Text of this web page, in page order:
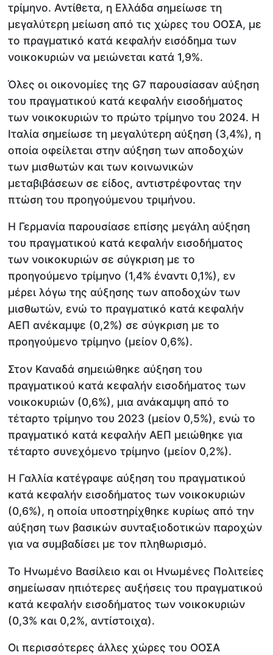
τρίμηνο. Αντίθετα, η Ελλάδα σημείωσε τη
μεγαλύτερη μείωση από τις χώρες του ΟΟΣΑ, με
το πραγματικό κατά κεφαλήν εισόδημα των
νοικοκυριών να μειώνεται κατά 1,9%.
Όλες οι οικονομίες της G7 παρουσίασαν αύξηση
του πραγματικού κατά κεφαλήν εισοδήματος
των νοικοκυριών το πρώτο τρίμηνο του 2024. Η
Ιταλία σημείωσε τη μεγαλύτερη αύξηση (3,4%), η
οποία οφείλεται στην αύξηση των αποδοχών
των μισθωτών και των κοινωνικών
μεταβιβάσεων σε είδος, αντιστρέφοντας την
πτώση του προηγούμενου τριμήνου.
Η Γερμανία παρουσίασε επίσης μεγάλη αύξηση
του πραγματικού κατά κεφαλήν εισοδήματος
των νοικοκυριών σε σύγκριση με το
προηγούμενο τρίμηνο (1,4% έναντι 0,1%), εν
μέρει λόγω της αύξησης των αποδοχών των
μισθωτών, ενώ το πραγματικό κατά κεφαλήν
ΑΕΠ ανέκαμψε (0,2%) σε σύγκριση με το
προηγούμενο τρίμηνο (μείον 0,6%).
Στον Καναδά σημειώθηκε αύξηση του
πραγματικού κατά κεφαλήν εισοδήματος των
νοικοκυριών (0,6%), μια ανάκαμψη από το
τέταρτο τρίμηνο του 2023 (μείον 0,5%), ενώ το
πραγματικό κατά κεφαλήν ΑΕΠ μειώθηκε για
τέταρτο συνεχόμενο τρίμηνο (μείον 0,2%).
Η Γαλλία κατέγραψε αύξηση του πραγματικού
κατά κεφαλήν εισοδήματος των νοικοκυριών
(0,6%), η οποία υποστηρίχθηκε κυρίως από την
αύξηση των βασικών συνταξιοδοτικών παροχών
για να συμβαδίσει με τον πληθωρισμό.
Το Ηνωμένο Βασίλειο και οι Ηνωμένες Πολιτείες
σημείωσαν ηπιότερες αυξήσεις του πραγματικού
κατά κεφαλήν εισοδήματος των νοικοκυριών
(0,3% και 0,2%, αντίστοιχα).
Οι περισσότερες άλλες χώρες του ΟΟΣΑ